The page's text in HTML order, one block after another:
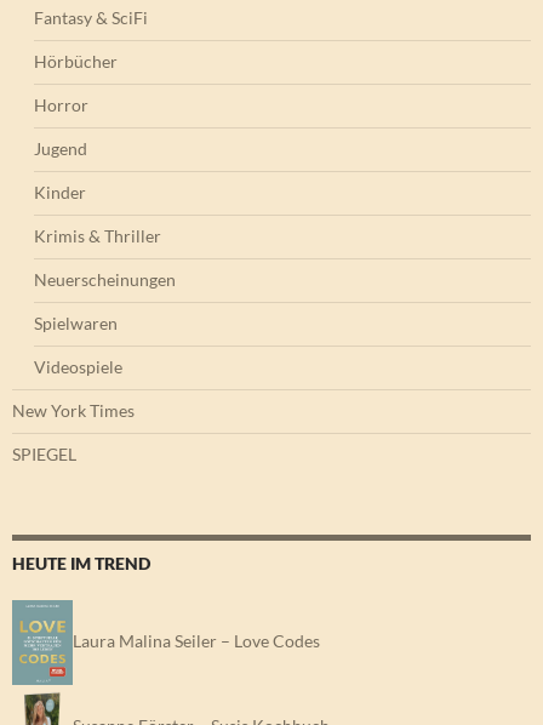
Fantasy & SciFi
Hörbücher
Horror
Jugend
Kinder
Krimis & Thriller
Neuerscheinungen
Spielwaren
Videospiele
New York Times
SPIEGEL
HEUTE IM TREND
Laura Malina Seiler – Love Codes